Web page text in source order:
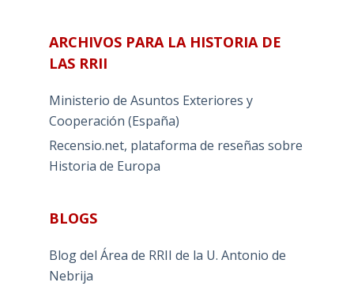
ARCHIVOS PARA LA HISTORIA DE
LAS RRII
Ministerio de Asuntos Exteriores y
Cooperación (España)
Recensio.net, plataforma de reseñas sobre
Historia de Europa
BLOGS
Blog del Área de RRII de la U. Antonio de
Nebrija